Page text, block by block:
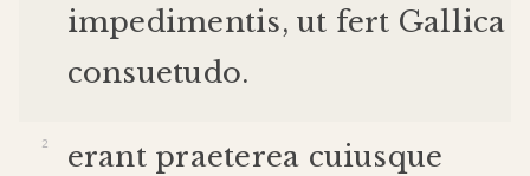
impedimentis,ut fert Gallica
consuetudo.
erant praeterea cuiusque